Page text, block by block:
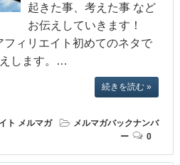
起きた事、考えた事 など
お伝えしていきます！
ィリエイト初めてのネタで
します。…
続きを読む »
ト メルマガ
メルマガバックナンバ
ー
0